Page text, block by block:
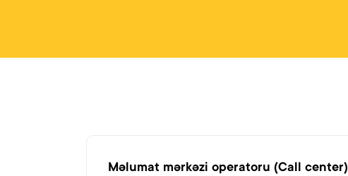
Məlumat mərkəzi operatoru (Call center)